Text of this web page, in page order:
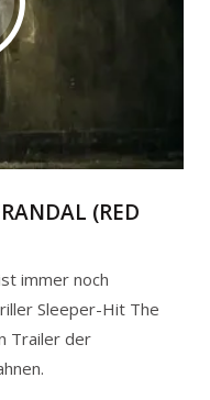
(RED
immer noch
Sleeper-Hit The
Trailer der